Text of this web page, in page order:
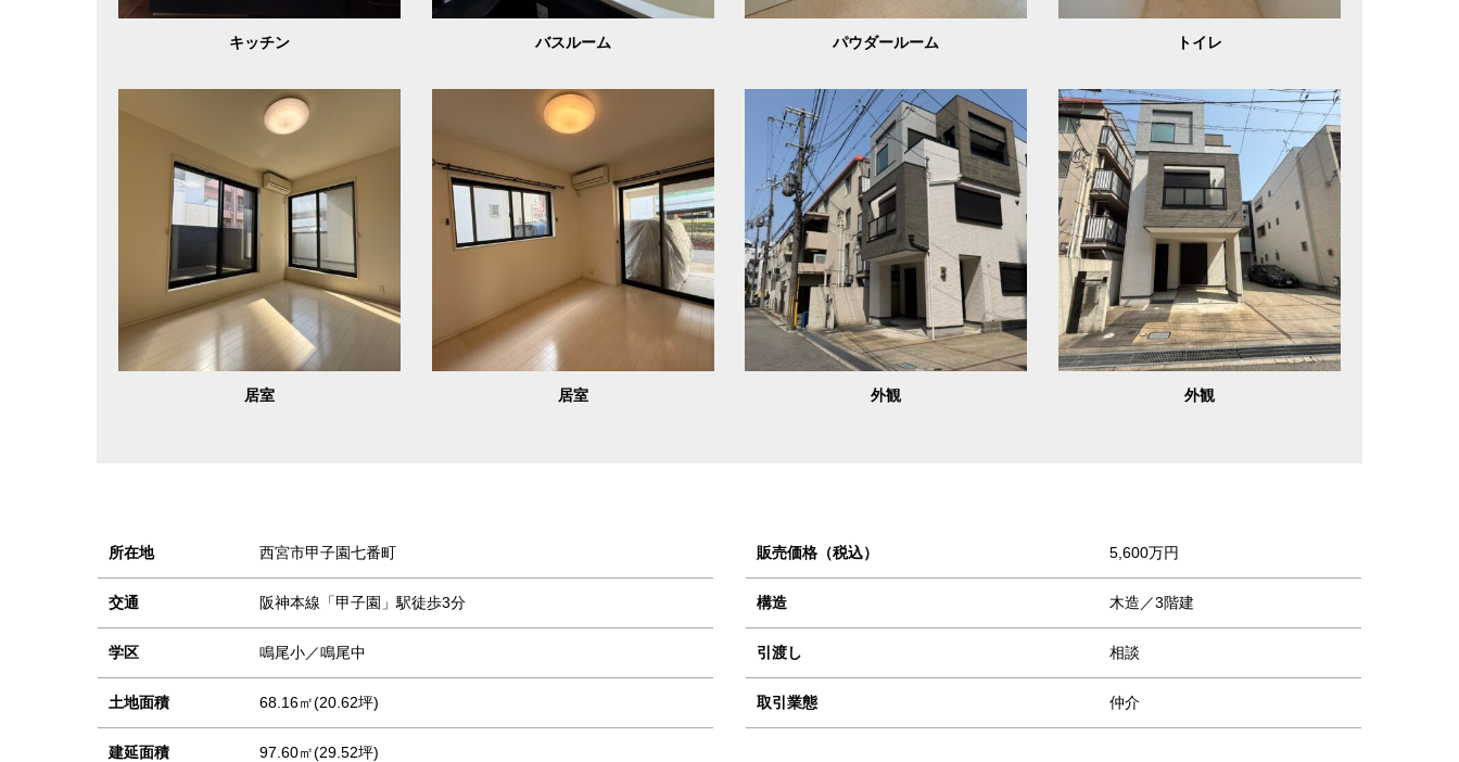
キッチン バスルーム パウダールーム トイレ
居室 居室 外観 外観
所在地 西宮市甲子園七番町
交通 阪神本線「甲子園」駅徒歩3分
学区 鳴尾小／鳴尾中
土地面積 68.16㎡(20.62坪)
建延面積 97.60㎡(29.52坪)
販売価格（税込） 5,600万円
構造 木造／3階建
引渡し 相談
取引業態 仲介